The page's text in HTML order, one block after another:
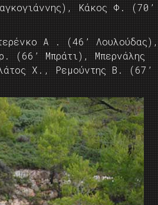
Κάκος Φ. (70’
Α . (46’ Λουλούδας),
(66’ Μπράτι), Μπερνάλης
Χ., Ρεμούντης Β. (67’